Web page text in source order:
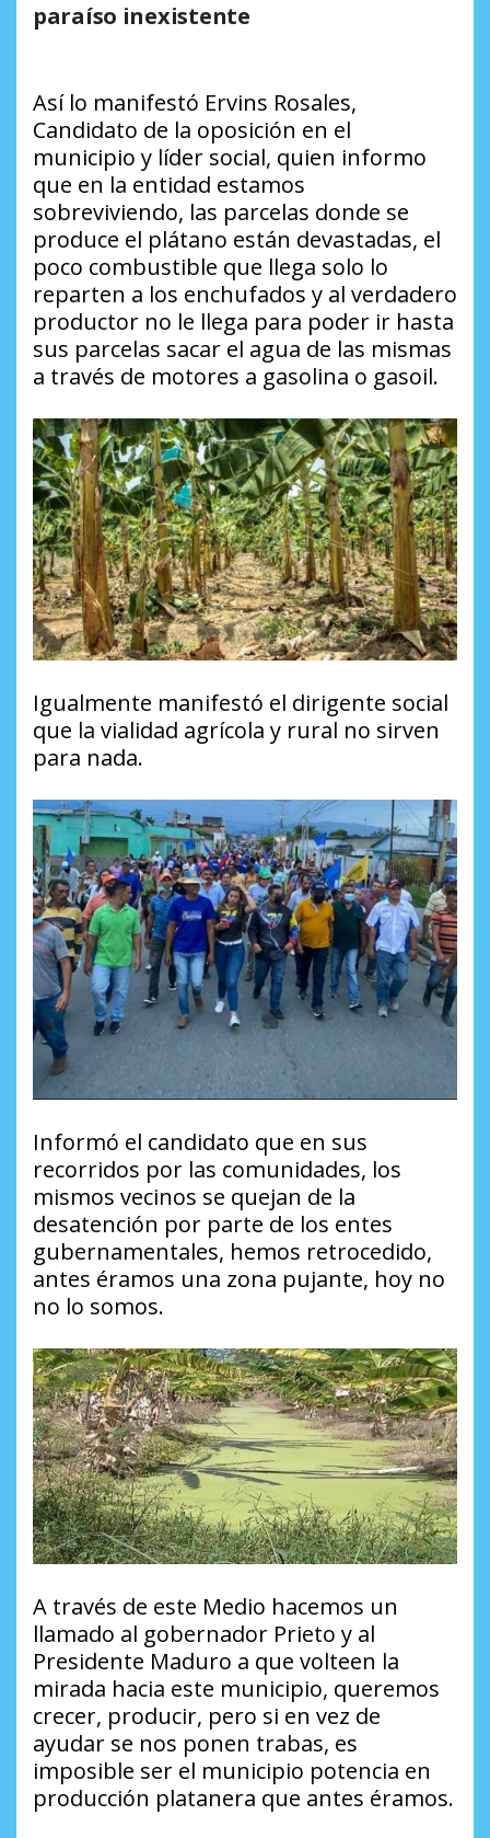
paraíso inexistente
Así lo manifestó Ervins Rosales,
Candidato de la oposición en el
municipio y líder social, quien informo
que en la entidad estamos
sobreviviendo, las parcelas donde se
produce el plátano están devastadas, el
poco combustible que llega solo lo
reparten a los enchufados y al verdadero
productor no le llega para poder ir hasta
sus parcelas sacar el agua de las mismas
a través de motores a gasolina o gasoil.
Igualmente manifestó el dirigente social
que la vialidad agrícola y rural no sirven
para nada.
Informó el candidato que en sus
recorridos por las comunidades, los
mismos vecinos se quejan de la
desatención por parte de los entes
gubernamentales, hemos retrocedido,
antes éramos una zona pujante, hoy no
no lo somos.
A través de este Medio hacemos un
llamado al gobernador Prieto y al
Presidente Maduro a que volteen la
mirada hacia este municipio, queremos
crecer, producir, pero si en vez de
ayudar se nos ponen trabas, es
imposible ser el municipio potencia en
producción platanera que antes éramos.